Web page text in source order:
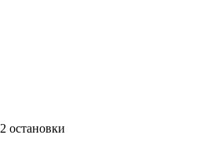
2 остановки